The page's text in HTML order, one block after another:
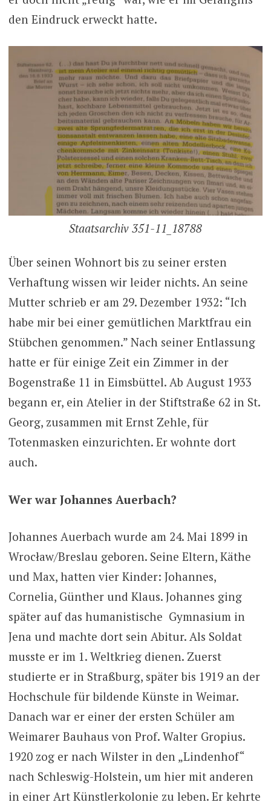
den Eindruck erweckt hatte.
Staatsarchiv 351-11_18788
Über seinen Wohnort bis zu seiner ersten
Verhaftung wissen wir leider nichts. An seine
Mutter schrieb er am 29. Dezember 1932: “Ich
habe mir bei einer gemütlichen Marktfrau ein
Stübchen genommen.” Nach seiner Entlassung
hatte er für einige Zeit ein Zimmer in der
Bogenstraße 11 in Eimsbüttel. Ab August 1933
begann er, ein Atelier in der Stiftstraße 62 in St.
Georg, zusammen mit Ernst Zehle, für
Totenmasken einzurichten. Er wohnte dort
auch.
Wer war Johannes Auerbach?
Johannes Auerbach wurde am 24. Mai 1899 in
Wrocław/Breslau geboren. Seine Eltern, Käthe
und Max, hatten vier Kinder: Johannes,
Cornelia, Günther und Klaus. Johannes ging
später auf das humanistische Gymnasium in
Jena und machte dort sein Abitur. Als Soldat
musste er im 1. Weltkrieg dienen. Zuerst
studierte er in Straßburg, später bis 1919 an der
Hochschule für bildende Künste in Weimar.
Danach war er einer der ersten Schüler am
Weimarer Bauhaus von Prof. Walter Gropius.
1920 zog er nach Wilster in den „Lindenhof“
nach Schleswig-Holstein, um hier mit anderen
in einer Art Künstlerkolonie zu leben. Er kehrte